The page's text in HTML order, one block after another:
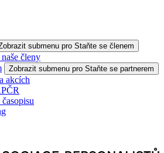
submenu pro Staňte se členem
členy
Zobrazit submenu pro Staňte se partnerem
akcích